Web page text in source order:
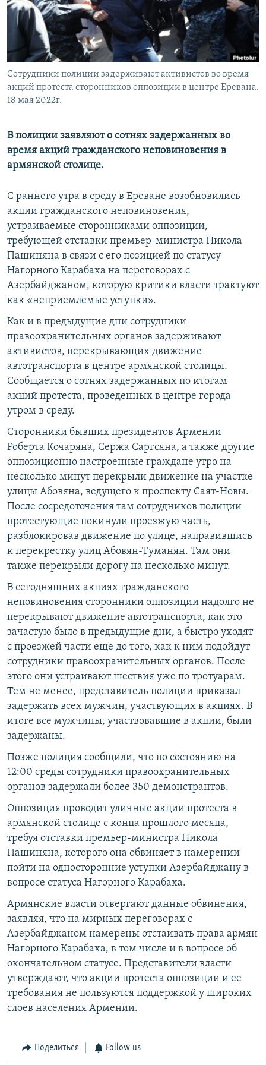
Հայերեն
English
Русский
Все сайты Радио Азатутюн
Сотрудники полиции задерживают активистов во время
акций протеста сторонников оппозиции в центре Еревана.
18 мая 2022г.
В полиции заявляют о сотнях задержанных во
время акций гражданского неповиновения в
армянской столице.
С раннего утра в среду в Ереване возобновились
акции гражданского неповиновения,
устраиваемые сторонниками оппозиции,
требующей отставки премьер-министра Никола
Пашиняна в связи с его позицией по статусу
Нагорного Карабаха на переговорах с
Азербайджаном, которую критики власти трактуют
как «неприемлемые уступки».
Как и в предыдущие дни сотрудники
правоохранительных органов задерживают
активистов, перекрывающих движение
автотранспорта в центре армянской столицы.
Сообщается о сотнях задержанных по итогам
акций протеста, проведенных в центре города
утром в среду.
Сторонники бывших президентов Армении
Роберта Кочаряна, Сержа Саргсяна, а также другие
оппозиционно настроенные граждане утро на
несколько минут перекрыли движение на участке
улицы Абовяна, ведущего к проспекту Саят-Новы.
После сосредоточения там сотрудников полиции
протестующие покинули проезжую часть,
разблокировав движение по улице, направившись
к перекрестку улиц Абовян-Туманян. Там они
также перекрыли дорогу на несколько минут.
В сегодняшних акциях гражданского
неповиновения сторонники оппозиции надолго не
перекрывают движение автотранспорта, как это
зачастую было в предыдущие дни, а быстро уходят
с проезжей части еще до того, как к ним подойдут
сотрудники правоохранительных органов. После
этого они устраивают шествия уже по тротуарам.
Тем не менее, представитель полиции приказал
задержать всех мужчин, участвующих в акциях. В
итоге все мужчины, участвовавшие в акции, были
задержаны.
Позже полиция сообщили, что по состоянию на
12:00 среды сотрудники правоохранительных
органов задержали более 350 демонстрантов.
Оппозиция проводит уличные акции протеста в
армянской столице с конца прошлого месяца,
требуя отставки премьер-министра Никола
Пашиняна, которого она обвиняет в намерении
пойти на односторонние уступки Азербайджану в
вопросе статуса Нагорного Карабаха.
Армянские власти отвергают данные обвинения,
заявляя, что на мирных переговорах с
Азербайджаном намерены отстаивать права армян
Нагорного Карабаха, в том числе и в вопросе об
окончательном статусе. Представители власти
утверждают, что акции протеста оппозиции и ее
требования не пользуются поддержкой у широких
слоев населения Армении.
Поделиться Follow us